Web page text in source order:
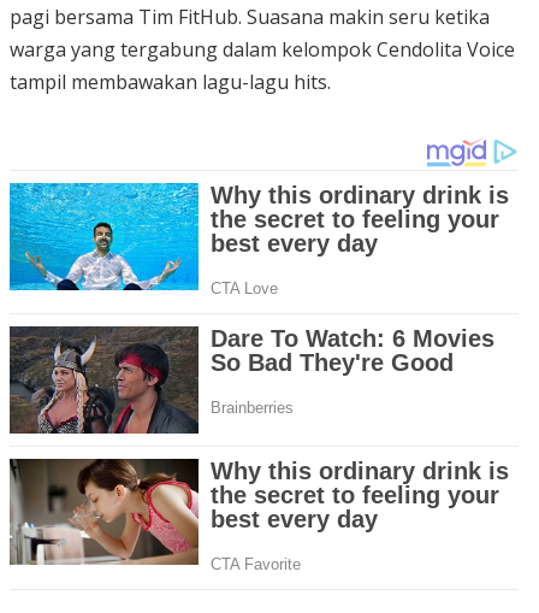
pagi bersama Tim FitHub. Suasana makin seru ketika
warga yang tergabung dalam kelompok Cendolita Voice
tampil membawakan lagu-lagu hits.